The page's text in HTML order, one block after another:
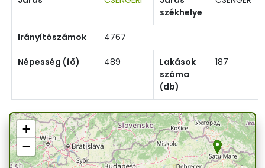
székhelye
Irányítószámok 4767
Népesség (fő) 489
Lakások
száma
(db)
187
+
−